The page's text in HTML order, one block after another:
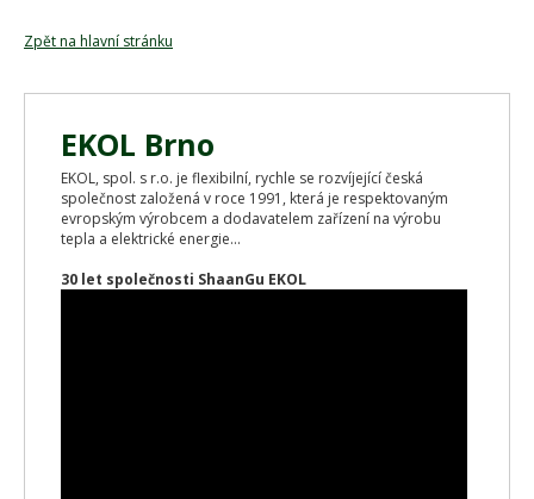
Zpět na hlavní stránku
EKOL Brno
EKOL, spol. s r.o. je flexibilní, rychle se rozvíjející česká
společnost založená v roce 1991, která je respektovaným
evropským výrobcem a dodavatelem zařízení na výrobu
tepla a elektrické energie...
30 let společnosti ShaanGu EKOL